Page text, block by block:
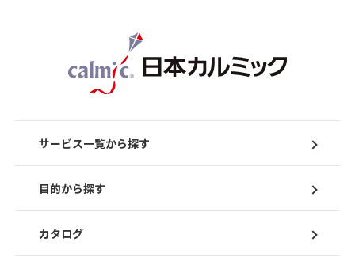
サービス一覧から探す
目的から探す
カタログ